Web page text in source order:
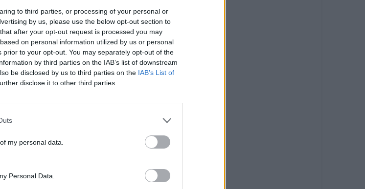
to third parties, or processing of your personal or
by us, please use the below opt-out section to
after your opt-out request is processed you may
on personal information utilized by us or personal
to your opt-out. You may separately opt-out of the
by third parties on the IAB’s list of downstream
be disclosed by us to third parties on the IAB’s List of
disclose it to other third parties.
my personal data.
Personal Data.
davant el filial de la Cava
dissabte a partir de dos quarts de
amb les bones vibracions del
lluny del seu municipal al camp
després de la primera jornada a la
de dos quarts de cinc de la tarde.
@XimoRambla